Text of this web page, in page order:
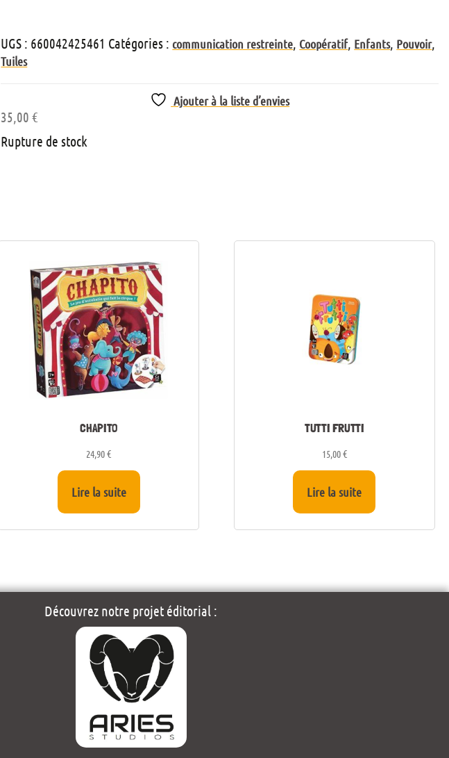
UGS : 660042425461 Catégories : communication restreinte Coopératif, Enfants, Pouvoir,
Tuiles
Ajouter à la liste d’envies
35,00€
Rupture de stock
CHAPITO
24,90€
Lire la suite
TUTTI FRUTTI
15,00€
Lire la suite
Découvrez notre projet éditorial :